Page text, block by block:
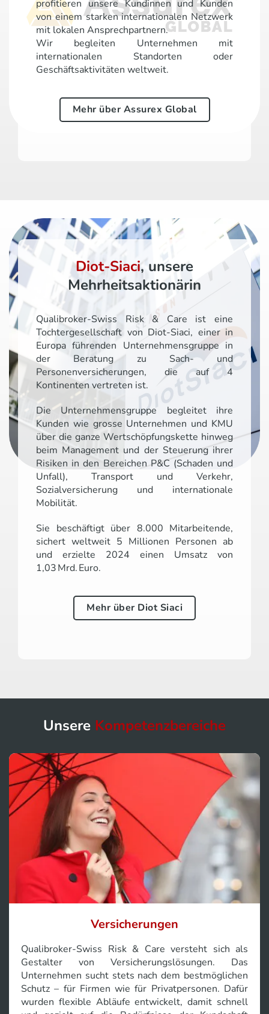
profitieren unsere Kundinnen und Kunden
von einem starken internationalen Netzwerk
mit lokalen Ansprechpartnern.
Wir begleiten Unternehmen mit
internationalen Standorten oder
Geschäftsaktivitäten weltweit.
Mehr über Assurex Global
Diot-Siaci, unsere
Mehrheitsaktionärin
Qualibroker-Swiss Risk & Care ist eine
Tochtergesellschaft von Diot-Siaci, einer in
Europa führenden Unternehmensgruppe in
der Beratung zu Sach- und
Personenversicherungen, die auf 4
Kontinenten vertreten ist.
Die Unternehmensgruppe begleitet ihre
Kunden wie grosse Unternehmen und KMU
über die ganze Wertschöpfungskette hinweg
beim Management und der Steuerung ihrer
Risiken in den Bereichen P&C (Schaden und
Unfall), Transport und Verkehr,
Sozialversicherung und internationale
Mobilität.
Sie beschäftigt über 8.000 Mitarbeitende,
sichert weltweit 5 Millionen Personen ab
und erzielte 2024 einen Umsatz von
1,03 Mrd. Euro.
Mehr über Diot Siaci
Unsere Kompetenzbereiche
Versicherungen
Qualibroker‑Swiss Risk & Care versteht sich als
Gestalter von Versicherungslösungen. Das
Unternehmen sucht stets nach dem bestmöglichen
Schutz – für Firmen wie für Privatpersonen. Dafür
wurden flexible Abläufe entwickelt, damit schnell